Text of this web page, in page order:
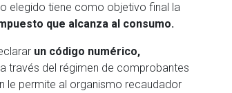
elegido tiene como objetivo final la
que alcanza al consumo.
un código numérico,
través del régimen de comprobantes
le permite al organismo recaudador